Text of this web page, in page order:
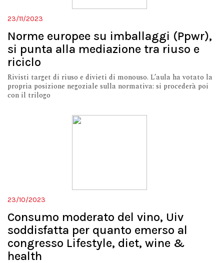
23/11/2023
Norme europee su imballaggi (Ppwr),
si punta alla mediazione tra riuso e
riciclo
Rivisti target di riuso e divieti di monouso. L’aula ha votato la
propria posizione negoziale sulla normativa: si procederà poi
con il trilogo
23/10/2023
Consumo moderato del vino, Uiv
soddisfatta per quanto emerso al
congresso Lifestyle, diet, wine &
health